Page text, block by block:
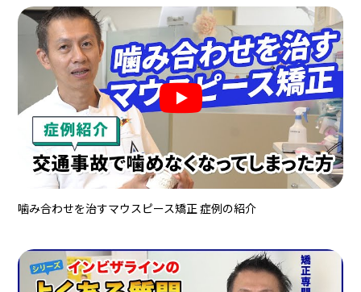
噛み合わせを治すマウスピース矯正 症例の紹介